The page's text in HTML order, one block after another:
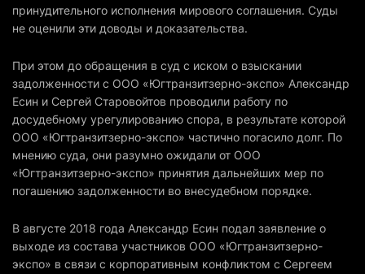
принудительного исполнения мирового соглашения. Суды
не оценили эти доводы и доказательства.
При этом до обращения в суд с иском о взыскании
задолженности с ООО «Югтранзитзерно-экспо» Александр
Есин и Сергей Старовойтов проводили работу по
досудебному урегулированию спора, в результате которой
ООО «Югтранзитзерно-экспо» частично погасило долг. По
мнению суда, они разумно ожидали от ООО
«Югтранзитзерно-экспо» принятия дальнейших мер по
погашению задолженности во внесудебном порядке.
В августе 2018 года Александр Есин подал заявление о
выходе из состава участников ООО «Югтранзитзерно-
экспо» в связи с корпоративным конфликтом с Сергеем